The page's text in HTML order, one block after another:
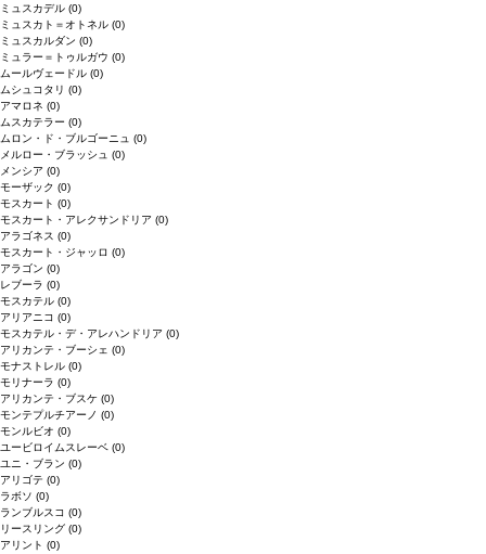
ミュスカデル (0)
ミュスカト＝オトネル (0)
ミュスカルダン (0)
ミュラー＝トゥルガウ (0)
ムールヴェードル (0)
ムシュコタリ (0)
アマロネ (0)
ムスカテラー (0)
ムロン・ド・ブルゴーニュ (0)
メルロー・ブラッシュ (0)
メンシア (0)
モーザック (0)
モスカート (0)
モスカート・アレクサンドリア (0)
アラゴネス (0)
モスカート・ジャッロ (0)
アラゴン (0)
レブーラ (0)
モスカテル (0)
アリアニコ (0)
モスカテル・デ・アレハンドリア (0)
アリカンテ・ブーシェ (0)
モナストレル (0)
モリナーラ (0)
アリカンテ・ブスケ (0)
モンテプルチアーノ (0)
モンルビオ (0)
ユービロイムスレーベ (0)
ユニ・ブラン (0)
アリゴテ (0)
ラボソ (0)
ランブルスコ (0)
リースリング (0)
アリント (0)